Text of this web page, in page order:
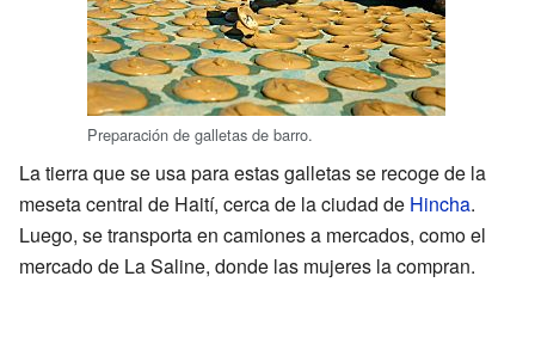
Preparación de galletas de barro.
La tierra que se usa para estas galletas se recoge de la
meseta central de Haití, cerca de la ciudad de Hincha.
Luego, se transporta en camiones a mercados, como el
mercado de La Saline, donde las mujeres la compran.